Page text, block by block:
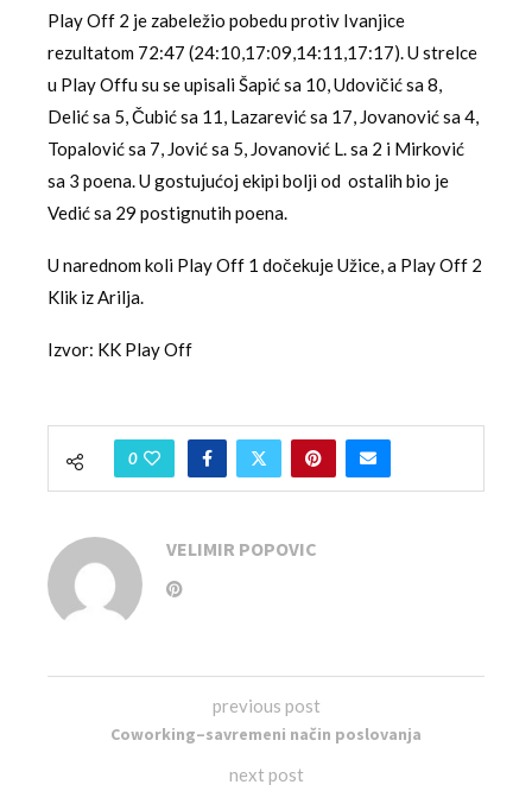
Play Off 2 je zabeležio pobedu protiv Ivanjice
rezultatom 72:47 (24:10,17:09,14:11,17:17). U strelce
u Play Offu su se upisali Šapić sa 10, Udovičić sa 8,
Delić sa 5, Čubić sa 11, Lazarević sa 17, Jovanović sa 4,
Topalović sa 7, Jović sa 5, Jovanović L. sa 2 i Mirković
sa 3 poena. U gostujućoj ekipi bolji od ostalih bio je
Vedić sa 29 postignutih poena.
U narednom koli Play Off 1 dočekuje Užice, a Play Off 2
Klik iz Arilja.
Izvor: KK Play Off
0
VELIMIR POPOVIC
previous post
Coworking–savremeni način poslovanja
next post